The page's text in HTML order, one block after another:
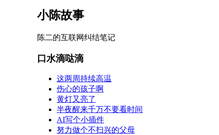
小陈故事
陈二的互联网纠结笔记
口水滴哒滴
这两周持续高温
伤心的孩子啊
黄灯又亮了
半夜醒来千万不要看时间
AI写个小插件
努力做个不扫兴的父母